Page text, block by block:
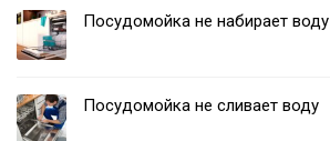
Посудомойка не набирает воду
Посудомойка не сливает воду